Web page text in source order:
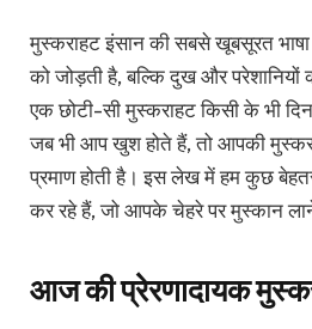
मुस्कराहट इंसान की सबसे खूबसूरत
को जोड़ती है, बल्कि दुख और परेशानियों
एक छोटी-सी मुस्कराहट किसी के भी
जब भी आप खुश होते हैं, तो आपकी
प्रमाण होती है। इस लेख में हम कुछ
कर रहे हैं, जो आपके चेहरे पर मुस्कान
आज की प्रेरणादायक